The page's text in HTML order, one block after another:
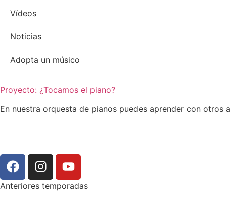
Vídeos
Noticias
Adopta un músico
Proyecto: ¿Tocamos el piano?
En nuestra orquesta de pianos puedes aprender con otros
Anteriores temporadas